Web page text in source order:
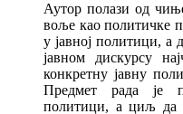
Аутор полази од
воље као политичке
у јавној политици, а
јавном дискурсу
конкретну јавну
Предмет рада је
политици, а циљ да